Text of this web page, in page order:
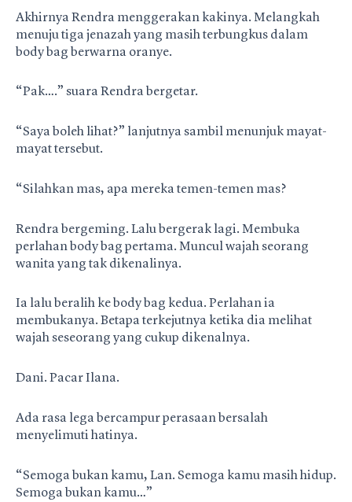
Akhirnya Rendra menggerakan kakinya. Melangkah
menuju tiga jenazah yang masih terbungkus dalam
body bag berwarna oranye.
“Pak….” suara Rendra bergetar.
“Saya boleh lihat?” lanjutnya sambil menunjuk mayat-
mayat tersebut.
“Silahkan mas, apa mereka temen-temen mas?
Rendra bergeming. Lalu bergerak lagi. Membuka
perlahan body bag pertama. Muncul wajah seorang
wanita yang tak dikenalinya.
Ia lalu beralih ke body bag kedua. Perlahan ia
membukanya. Betapa terkejutnya ketika dia melihat
wajah seseorang yang cukup dikenalnya.
Dani. Pacar Ilana.
Ada rasa lega bercampur perasaan bersalah
menyelimuti hatinya.
“Semoga bukan kamu, Lan. Semoga kamu masih hidup.
Semoga bukan kamu…”